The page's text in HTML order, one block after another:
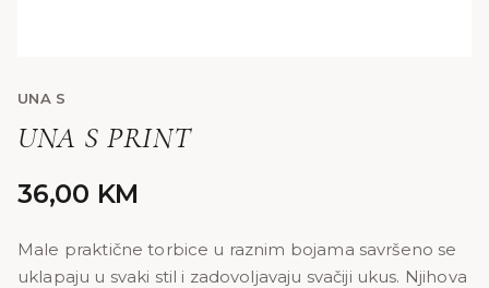
UNA S
UNA S PRINT
36,00 KM
Male praktične torbice u raznim bojama savršeno se
uklapaju u svaki stil i zadovoljavaju svačiji ukus. Njihova